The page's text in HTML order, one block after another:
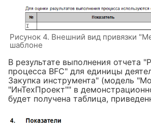
Рисунок 4. Внешний вид привязки
шаблоне
В результате выполнения отчета
процесса BFC" для единицы
Закупка инструмента" (модель
"ИнТехПроект"" в
будет получена таблица,